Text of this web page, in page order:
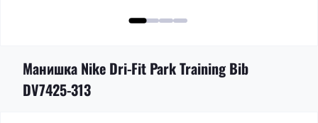
Манишка Nike Dri-Fit Park Training Bib
DV7425-313